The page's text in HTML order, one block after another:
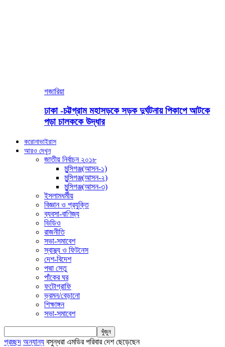
গজারিয়া
ঢাকা -চট্টগ্রাম মহাসড়কে সড়ক দুর্ঘটনায় পিকাপে আটকে
পড়া চালককে উদ্ধার
করোনাভাইরাস
আরও দেখুন
জাতীয় নির্বাচন ২০১৮
মুন্সিগঞ্জ(আসন-১)
মুন্সিগঞ্জ(আসন-২)
মুন্সিগঞ্জ(আসন-৩)
ইসলামধর্মীয়
বিজ্ঞান ও প্রযুক্তি
ব্যবসা-বাণিজ্য
ভিডিও
রাজনীতি
সভা-সমাবেশ
স্বাস্থ্য ও ফিটনেস
দেশ-বিদেশ
পদ্মা সেতু
পাঁকের ঘর
ফটোগ্রাফি
ভ্রমন/বেড়ানো
শিক্ষাঙ্গন
সভা-সমাবেশ
প্রচ্ছদ অন্যান্য বসুন্ধরা এমডির পরিবার দেশ ছেড়েছেন